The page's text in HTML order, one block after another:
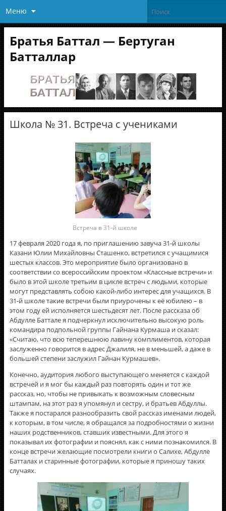
Меню
Братья Баттал — Бертуган
Батталлар
Школа № 31. Встреча с учениками
Встреча в 31-й школе
17 февраля 2020 года я, по приглашению завуча 31-й школы
Казани Юлии Михайловны Сташенко, встретился с учащимися
шестых классов. Это мероприятие было организовано в
соответствии со всероссийским проектом «Классные встречи» и
было в этой школе третьим в цикле встреч с людьми, которые
могут представлять собою какой-либо интерес для учащихся. В
31-й школе такие встречи были приурочены к её юбилею – в
этом году ей исполняется шестьдесят лет. После рассказа об
Абдулле Баттале я подчеркнул исключительно высокую роль
командира подпольной группы Гайнана Курмаша и сказал:
«Считаю, что всю теперешнюю лавину комплиментов, которая
заслуженно говорится в адрес Джалиля, не в меньшей, а даже в
большей степени заслужил Гайнан Курмашев».
Конечно, аудитория любого выступающего меняется с каждой
встречей и я мог бы каждый раз повторять один и тот же
рассказ, но, чтобы не привыкать к возможным словесным
штампам, на этот раз я упомянул и сестру, и братьев Абдуллы.
Также я постарался разнообразить свой рассказ именами людей,
к которым, в том числе, я обращался за подробностями о жизни
наших родственников, ставших известными. Для этого я
показывал их фотографии и пояснял, как с ними познакомился. В
конце встречи желающие посмотрели книги о Салихе, Абдулле
Батталах и старинные фотографии, которые я приношу таких
случаях.